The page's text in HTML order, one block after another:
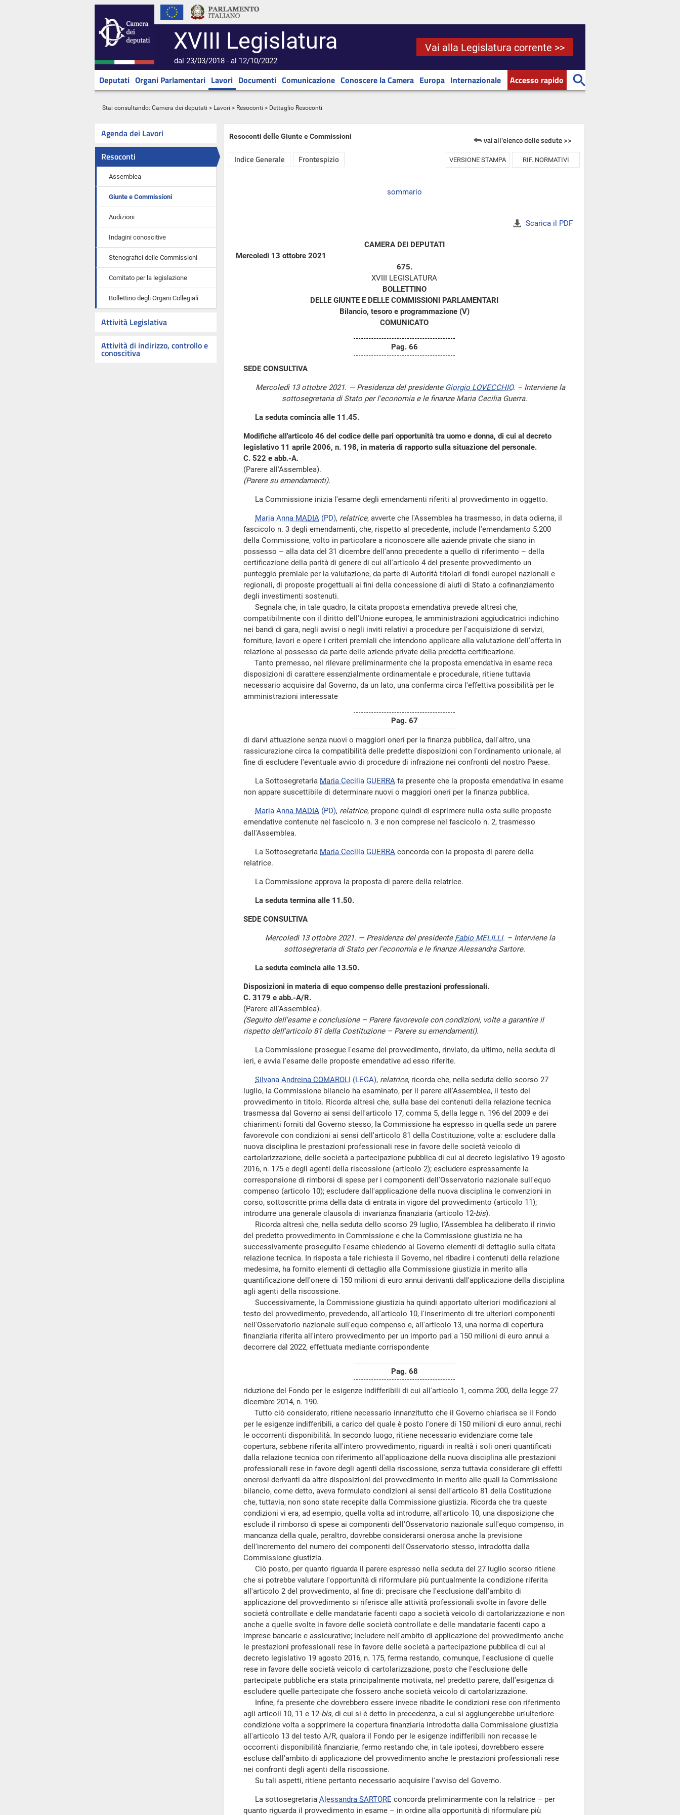
XVIII Legislatura
dal 23/03/2018 - al 12/10/2022
Vai alla Legislatura corrente >>
Deputati Organi Parlamentari Lavori Documenti Comunicazione Conoscere la Camera Europa Internazionale Accesso rapido
Stai consultando: Camera dei deputati > Lavori > Resoconti > Dettaglio Resoconti
Agenda dei Lavori
Resoconti
Assemblea
Giunte e Commissioni
Audizioni
Indagini conoscitive
Stenografici delle Commissioni
Comitato per la legislazione
Bollettino degli Organi Collegiali
Attività Legislativa
Attività di indirizzo, controllo e
conoscitiva
Resoconti delle Giunte e Commissioni vai all'elenco delle sedute >>
Indice Generale Frontespizio VERSIONE STAMPA RIF. NORMATIVI
sommario
Scarica il PDF
CAMERA DEI DEPUTATI
Mercoledì 13 ottobre 2021
675.
XVIII LEGISLATURA
BOLLETTINO
DELLE GIUNTE E DELLE COMMISSIONI PARLAMENTARI
Bilancio, tesoro e programmazione (V)
COMUNICATO
Pag. 66
SEDE CONSULTIVA
Mercoledì 13 ottobre 2021. — Presidenza del presidente Giorgio LOVECCHIO. – Interviene la
sottosegretaria di Stato per l'economia e le finanze Maria Cecilia Guerra.
La seduta comincia alle 11.45.
Modifiche all'articolo 46 del codice delle pari opportunità tra uomo e donna, di cui al decreto
legislativo 11 aprile 2006, n. 198, in materia di rapporto sulla situazione del personale.
C. 522 e abb.-A.
(Parere all'Assemblea).
(Parere su emendamenti).
La Commissione inizia l'esame degli emendamenti riferiti al provvedimento in oggetto.
Maria Anna MADIA (PD), relatrice, avverte che l'Assemblea ha trasmesso, in data odierna, il
fascicolo n. 3 degli emendamenti, che, rispetto al precedente, include l'emendamento 5.200
della Commissione, volto in particolare a riconoscere alle aziende private che siano in
possesso – alla data del 31 dicembre dell'anno precedente a quello di riferimento – della
certificazione della parità di genere di cui all'articolo 4 del presente provvedimento un
punteggio premiale per la valutazione, da parte di Autorità titolari di fondi europei nazionali e
regionali, di proposte progettuali ai fini della concessione di aiuti di Stato a cofinanziamento
degli investimenti sostenuti.
Segnala che, in tale quadro, la citata proposta emendativa prevede altresì che,
compatibilmente con il diritto dell'Unione europea, le amministrazioni aggiudicatrici indichino
nei bandi di gara, negli avvisi o negli inviti relativi a procedure per l'acquisizione di servizi,
forniture, lavori e opere i criteri premiali che intendono applicare alla valutazione dell'offerta in
relazione al possesso da parte delle aziende private della predetta certificazione.
Tanto premesso, nel rilevare preliminarmente che la proposta emendativa in esame reca
disposizioni di carattere essenzialmente ordinamentale e procedurale, ritiene tuttavia
necessario acquisire dal Governo, da un lato, una conferma circa l'effettiva possibilità per le
amministrazioni interessate
Pag. 67
di darvi attuazione senza nuovi o maggiori oneri per la finanza pubblica, dall'altro, una
rassicurazione circa la compatibilità delle predette disposizioni con l'ordinamento unionale, al
fine di escludere l'eventuale avvio di procedure di infrazione nei confronti del nostro Paese.
La Sottosegretaria Maria Cecilia GUERRA fa presente che la proposta emendativa in esame
non appare suscettibile di determinare nuovi o maggiori oneri per la finanza pubblica.
Maria Anna MADIA (PD), relatrice, propone quindi di esprimere nulla osta sulle proposte
emendative contenute nel fascicolo n. 3 e non comprese nel fascicolo n. 2, trasmesso
dall'Assemblea.
La Sottosegretaria Maria Cecilia GUERRA concorda con la proposta di parere della
relatrice.
La Commissione approva la proposta di parere della relatrice.
La seduta termina alle 11.50.
SEDE CONSULTIVA
Mercoledì 13 ottobre 2021. — Presidenza del presidente Fabio MELILLI. – Interviene la
sottosegretaria di Stato per l'economia e le finanze Alessandra Sartore.
La seduta comincia alle 13.50.
Disposizioni in materia di equo compenso delle prestazioni professionali.
C. 3179 e abb.-A/R.
(Parere all'Assemblea).
(Seguito dell'esame e conclusione – Parere favorevole con condizioni, volte a garantire il
rispetto dell'articolo 81 della Costituzione – Parere su emendamenti).
La Commissione prosegue l'esame del provvedimento, rinviato, da ultimo, nella seduta di
ieri, e avvia l'esame delle proposte emendative ad esso riferite.
Silvana Andreina COMAROLI (LEGA), relatrice, ricorda che, nella seduta dello scorso 27
luglio, la Commissione bilancio ha esaminato, per il parere all'Assemblea, il testo del
provvedimento in titolo. Ricorda altresì che, sulla base dei contenuti della relazione tecnica
trasmessa dal Governo ai sensi dell'articolo 17, comma 5, della legge n. 196 del 2009 e dei
chiarimenti forniti dal Governo stesso, la Commissione ha espresso in quella sede un parere
favorevole con condizioni ai sensi dell'articolo 81 della Costituzione, volte a: escludere dalla
nuova disciplina le prestazioni professionali rese in favore delle società veicolo di
cartolarizzazione, delle società a partecipazione pubblica di cui al decreto legislativo 19 agosto
2016, n. 175 e degli agenti della riscossione (articolo 2); escludere espressamente la
corresponsione di rimborsi di spese per i componenti dell'Osservatorio nazionale sull'equo
compenso (articolo 10); escludere dall'applicazione della nuova disciplina le convenzioni in
corso, sottoscritte prima della data di entrata in vigore del provvedimento (articolo 11);
introdurre una generale clausola di invarianza finanziaria (articolo 12-bis).
Ricorda altresì che, nella seduta dello scorso 29 luglio, l'Assemblea ha deliberato il rinvio
del predetto provvedimento in Commissione e che la Commissione giustizia ne ha
successivamente proseguito l'esame chiedendo al Governo elementi di dettaglio sulla citata
relazione tecnica. In risposta a tale richiesta il Governo, nel ribadire i contenuti della relazione
medesima, ha fornito elementi di dettaglio alla Commissione giustizia in merito alla
quantificazione dell'onere di 150 milioni di euro annui derivanti dall'applicazione della disciplina
agli agenti della riscossione.
Successivamente, la Commissione giustizia ha quindi apportato ulteriori modificazioni al
testo del provvedimento, prevedendo, all'articolo 10, l'inserimento di tre ulteriori componenti
nell'Osservatorio nazionale sull'equo compenso e, all'articolo 13, una norma di copertura
finanziaria riferita all'intero provvedimento per un importo pari a 150 milioni di euro annui a
decorrere dal 2022, effettuata mediante corrispondente
Pag. 68
riduzione del Fondo per le esigenze indifferibili di cui all'articolo 1, comma 200, della legge 27
dicembre 2014, n. 190.
Tutto ciò considerato, ritiene necessario innanzitutto che il Governo chiarisca se il Fondo
per le esigenze indifferibili, a carico del quale è posto l'onere di 150 milioni di euro annui, rechi
le occorrenti disponibilità. In secondo luogo, ritiene necessario evidenziare come tale
copertura, sebbene riferita all'intero provvedimento, riguardi in realtà i soli oneri quantificati
dalla relazione tecnica con riferimento all'applicazione della nuova disciplina alle prestazioni
professionali rese in favore degli agenti della riscossione, senza tuttavia considerare gli effetti
onerosi derivanti da altre disposizioni del provvedimento in merito alle quali la Commissione
bilancio, come detto, aveva formulato condizioni ai sensi dell'articolo 81 della Costituzione
che, tuttavia, non sono state recepite dalla Commissione giustizia. Ricorda che tra queste
condizioni vi era, ad esempio, quella volta ad introdurre, all'articolo 10, una disposizione che
esclude il rimborso di spese ai componenti dell'Osservatorio nazionale sull'equo compenso, in
mancanza della quale, peraltro, dovrebbe considerarsi onerosa anche la previsione
dell'incremento del numero dei componenti dell'Osservatorio stesso, introdotta dalla
Commissione giustizia.
Ciò posto, per quanto riguarda il parere espresso nella seduta del 27 luglio scorso ritiene
che si potrebbe valutare l'opportunità di riformulare più puntualmente la condizione riferita
all'articolo 2 del provvedimento, al fine di: precisare che l'esclusione dall'ambito di
applicazione del provvedimento si riferisce alle attività professionali svolte in favore delle
società controllate e delle mandatarie facenti capo a società veicolo di cartolarizzazione e non
anche a quelle svolte in favore delle società controllate e delle mandatarie facenti capo a
imprese bancarie e assicurative; includere nell'ambito di applicazione del provvedimento anche
le prestazioni professionali rese in favore delle società a partecipazione pubblica di cui al
decreto legislativo 19 agosto 2016, n. 175, ferma restando, comunque, l'esclusione di quelle
rese in favore delle società veicolo di cartolarizzazione, posto che l'esclusione delle
partecipate pubbliche era stata principalmente motivata, nel predetto parere, dall'esigenza di
escludere quelle partecipate che fossero anche società veicolo di cartolarizzazione.
Infine, fa presente che dovrebbero essere invece ribadite le condizioni rese con riferimento
agli articoli 10, 11 e 12-bis, di cui si è detto in precedenza, a cui si aggiungerebbe un'ulteriore
condizione volta a sopprimere la copertura finanziaria introdotta dalla Commissione giustizia
all'articolo 13 del testo A/R, qualora il Fondo per le esigenze indifferibili non recasse le
occorrenti disponibilità finanziarie, fermo restando che, in tale ipotesi, dovrebbero essere
escluse dall'ambito di applicazione del provvedimento anche le prestazioni professionali rese
nei confronti degli agenti della riscossione.
Su tali aspetti, ritiene pertanto necessario acquisire l'avviso del Governo.
La sottosegretaria Alessandra SARTORE concorda preliminarmente con la relatrice – per
quanto riguarda il provvedimento in esame – in ordine alla opportunità di riformulare più